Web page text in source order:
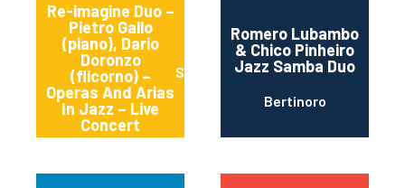
Re-imagine Duo –
Pietro Gallo
(piano), Dario
Doronzo
(flicorno) –
Operas And Arias
In Jazz – Live
Concert
Stornara
Romero Lubambo
& Chico Pinheiro
Jazz Samba Duo
Bertinoro